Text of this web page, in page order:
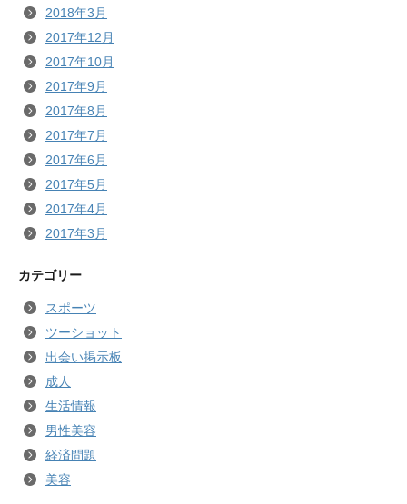
2018年3月
2017年12月
2017年10月
2017年9月
2017年8月
2017年7月
2017年6月
2017年5月
2017年4月
2017年3月
カテゴリー
スポーツ
ツーショット
出会い掲示板
成人
生活情報
男性美容
経済問題
美容